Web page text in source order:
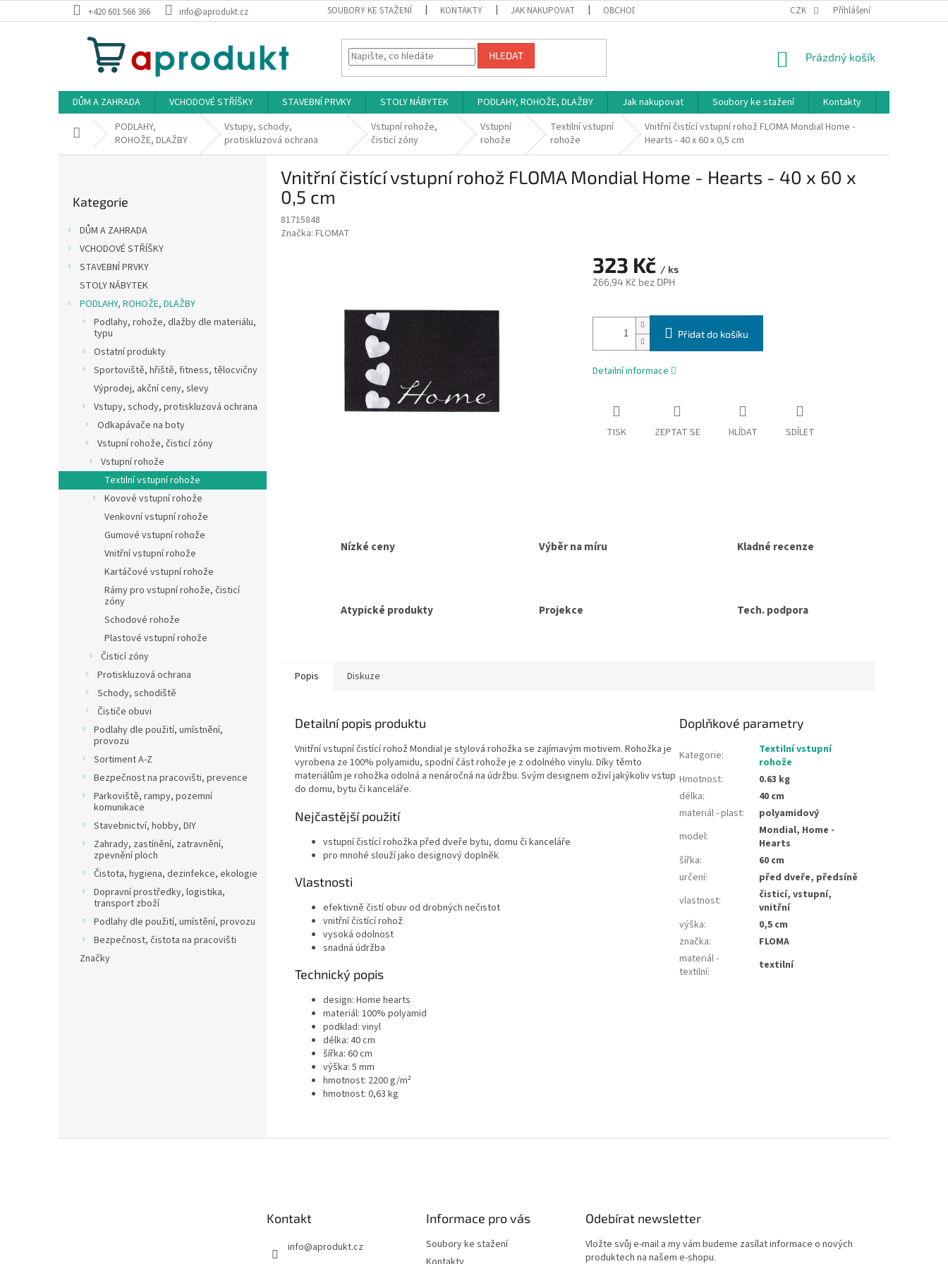
na
+420 601 566 366 info@aprodukt.cz SOUBORY KE STAŽENÍ KONTAKTY JAK NAKUPOVAT OBCHODNÍ PODMÍNKY PODMÍNKY OCHRANY OSOBNÍCH ÚDAJŮ
CZK Přihlášení
HLEDAT
NÁKUPNÍ
Prázdný košík
DŮM A ZAHRADA VCHODOVÉ STŘÍŠKY STAVEBNÍ PRVKY STOLY NÁBYTEK PODLAHY, ROHOŽE, DLAŽBY Jak nakupovat Soubory ke stažení Kontakty
Domů PODLAHY,
ROHOŽE, DLAŽBY
Vstupy, schody,
protiskluzová ochrana
Vstupní rohože,
čisticí zóny
Vstupní
rohože
Textilní vstupní
rohože
Vnitřní čistící vstupní rohož FLOMA Mondial Home -
Hearts - 40 x 60 x 0,5 cm
kategorie
Kategorie
DŮM A ZAHRADA
VCHODOVÉ STŘÍŠKY
STAVEBNÍ PRVKY
STOLY NÁBYTEK
PODLAHY, ROHOŽE, DLAŽBY
Podlahy, rohože, dlažby dle materiálu,
typu
Ostatní produkty
Sportoviště, hřiště, fitness, tělocvičny
Výprodej, akční ceny, slevy
Vstupy, schody, protiskluzová ochrana
Odkapávače na boty
Vstupní rohože, čisticí zóny
Vstupní rohože
Textilní vstupní rohože
Kovové vstupní rohože
Venkovní vstupní rohože
Gumové vstupní rohože
Vnitřní vstupní rohože
Kartáčové vstupní rohože
Rámy pro vstupní rohože, čisticí
zóny
Schodové rohože
Plastové vstupní rohože
Čisticí zóny
Protiskluzová ochrana
Schody, schodiště
Čističe obuvi
Podlahy dle použití, umístnění,
provozu
Sortiment A-Z
Bezpečnost na pracovišti, prevence
Parkoviště, rampy, pozemní
komunikace
Stavebnictví, hobby, DIY
Zahrady, zastínění, zatravnění,
zpevnění ploch
Čistota, hygiena, dezinfekce, ekologie
Dopravní prostředky, logistika,
transport zboží
Podlahy dle použití, umístění, provozu
Bezpečnost, čistota na pracovišti
Značky
Vnitřní čistící vstupní rohož FLOMA Mondial Home - Hearts - 40 x 60 x
0,5 cm
81715848
Značka: FLOMAT
323 Kč / ks
266,94 Kč bez DPH
cena:
Přidat do košíku
Detailní informace
TISK ZEPTAT SE HLÍDAT SDÍLET
Nízké ceny Výběr na míru Kladné recenze
Atypické produkty Projekce Tech. podpora
Popis Diskuze
Detailní popis produktu
Vnitřní vstupní čistící rohož Mondial je stylová rohožka se zajímavým motivem. Rohožka je
vyrobena ze 100% polyamidu, spodní část rohože je z odolného vinylu. Díky těmto
materiálům je rohožka odolná a nenáročná na údržbu. Svým designem oživí jakýkoliv vstup
do domu, bytu či kanceláře.
Nejčastější použití
vstupní čistící rohožka před dveře bytu, domu či kanceláře
pro mnohé slouží jako designový doplněk
Vlastnosti
efektivně čistí obuv od drobných nečistot
vnitřní čistící rohož
vysoká odolnost
snadná údržba
Technický popis
design: Home hearts
materiál: 100% polyamid
podklad: vinyl
délka: 40 cm
šířka: 60 cm
výška: 5 mm
hmotnost: 2200 g/m²
hmotnost: 0,63 kg
Doplňkové parametry
Kategorie:
Textilní vstupní
rohože
Hmotnost:
0.63 kg
délka:
40 cm
materiál - plast:
polyamidový
model:
Mondial, Home -
Hearts
šířka:
60 cm
určení:
před dveře, předsíně
vlastnost:
čisticí, vstupní,
vnitřní
výška:
0,5 cm
značka:
FLOMA
materiál -
textilní: textilní
Kontakt
info@aprodukt.cz
Informace pro vás
Soubory ke stažení
Odebírat newsletter
Vložte svůj e-mail a my vám budeme zasílat informace o nových
produktech na našem e-shopu.